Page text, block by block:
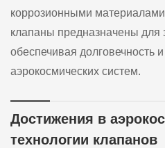
коррозионными
клапаны предназначены для
обеспечивая долговечность
аэрокосмических систем.
Достижения в
технологии клапанов